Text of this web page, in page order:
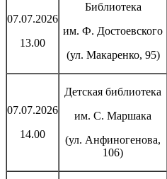
07.07.2026
13.00
Библиотека
им. Ф. Достоевского
(ул. Макаренко, 95)
07.07.2026
14.00
Детская библиотека
им. С. Маршака
(ул. Анфиногенова,
106)